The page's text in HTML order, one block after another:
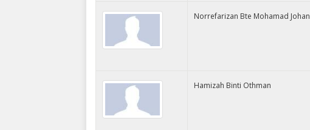
Norrefarizan Bte Mohamad Johan
Hamizah Binti Othman